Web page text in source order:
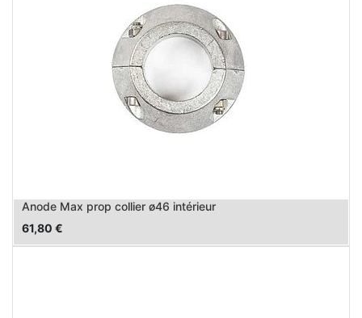
Anode Max prop collier ø46 intérieur
61,80 €